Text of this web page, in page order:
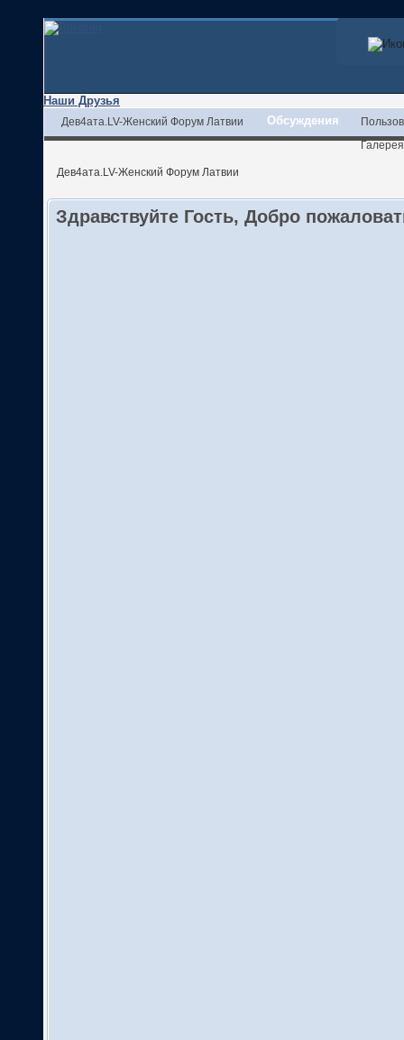
Наши Друзья
Дев4ата.LV-Женский Форум Латвии Обсуждения
Галерея
Дев4ата.LV-Женский Форум Латвии
Здравствуйте Гость, Добро